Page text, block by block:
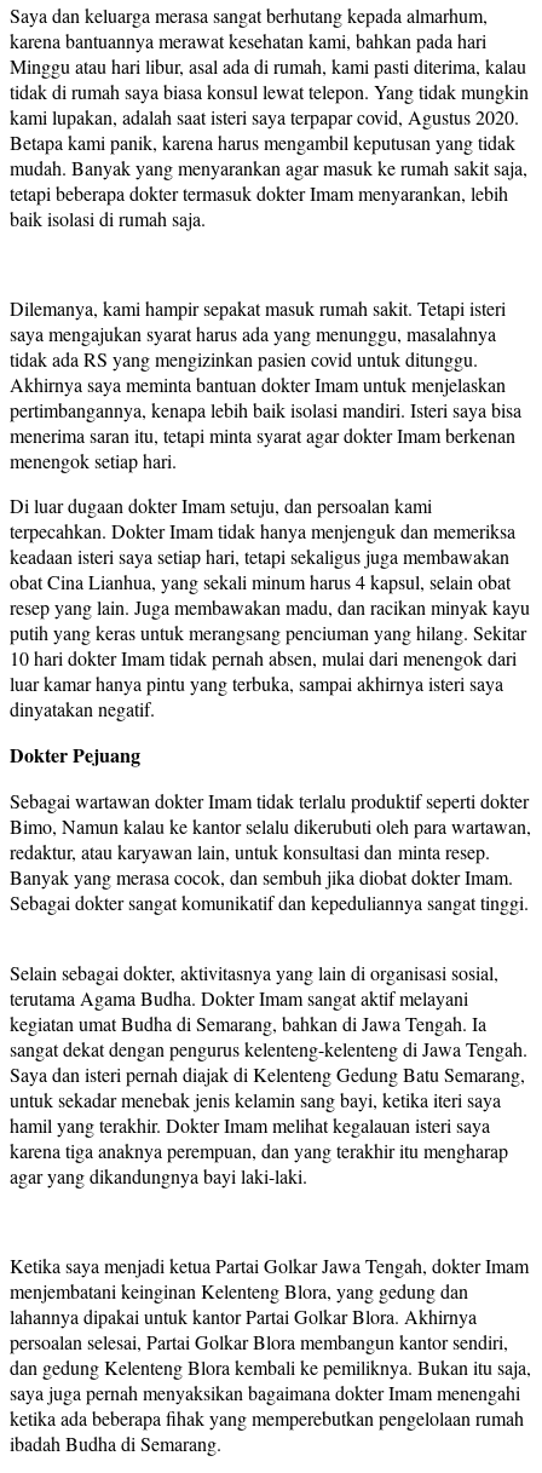
Saya dan keluarga merasa sangat berhutang kepada almarhum,
karena bantuannya merawat kesehatan kami, bahkan pada hari
Minggu atau hari libur, asal ada di rumah, kami pasti diterima, kalau
tidak di rumah saya biasa konsul lewat telepon. Yang tidak mungkin
kami lupakan, adalah saat isteri saya terpapar covid, Agustus 2020.
Betapa kami panik, karena harus mengambil keputusan yang tidak
mudah. Banyak yang menyarankan agar masuk ke rumah sakit saja,
tetapi beberapa dokter termasuk dokter Imam menyarankan, lebih
baik isolasi di rumah saja.
Dilemanya, kami hampir sepakat masuk rumah sakit. Tetapi isteri
saya mengajukan syarat harus ada yang menunggu, masalahnya
tidak ada RS yang mengizinkan pasien covid untuk ditunggu.
Akhirnya saya meminta bantuan dokter Imam untuk menjelaskan
pertimbangannya, kenapa lebih baik isolasi mandiri. Isteri saya bisa
menerima saran itu, tetapi minta syarat agar dokter Imam berkenan
menengok setiap hari.
Di luar dugaan dokter Imam setuju, dan persoalan kami
terpecahkan. Dokter Imam tidak hanya menjenguk dan memeriksa
keadaan isteri saya setiap hari, tetapi sekaligus juga membawakan
obat Cina Lianhua, yang sekali minum harus 4 kapsul, selain obat
resep yang lain. Juga membawakan madu, dan racikan minyak kayu
putih yang keras untuk merangsang penciuman yang hilang. Sekitar
10 hari dokter Imam tidak pernah absen, mulai dari menengok dari
luar kamar hanya pintu yang terbuka, sampai akhirnya isteri saya
dinyatakan negatif.
Dokter Pejuang
Sebagai wartawan dokter Imam tidak terlalu produktif seperti dokter
Bimo, Namun kalau ke kantor selalu dikerubuti oleh para wartawan,
redaktur, atau karyawan lain, untuk konsultasi dan minta resep.
Banyak yang merasa cocok, dan sembuh jika diobat dokter Imam.
Sebagai dokter sangat komunikatif dan kepeduliannya sangat tinggi.
Selain sebagai dokter, aktivitasnya yang lain di organisasi sosial,
terutama Agama Budha. Dokter Imam sangat aktif melayani
kegiatan umat Budha di Semarang, bahkan di Jawa Tengah. Ia
sangat dekat dengan pengurus kelenteng-kelenteng di Jawa Tengah.
Saya dan isteri pernah diajak di Kelenteng Gedung Batu Semarang,
untuk sekadar menebak jenis kelamin sang bayi, ketika iteri saya
hamil yang terakhir. Dokter Imam melihat kegalauan isteri saya
karena tiga anaknya perempuan, dan yang terakhir itu mengharap
agar yang dikandungnya bayi laki-laki.
Ketika saya menjadi ketua Partai Golkar Jawa Tengah, dokter Imam
menjembatani keinginan Kelenteng Blora, yang gedung dan
lahannya dipakai untuk kantor Partai Golkar Blora. Akhirnya
persoalan selesai, Partai Golkar Blora membangun kantor sendiri,
dan gedung Kelenteng Blora kembali ke pemiliknya. Bukan itu saja,
saya juga pernah menyaksikan bagaimana dokter Imam menengahi
ketika ada beberapa fihak yang memperebutkan pengelolaan rumah
ibadah Budha di Semarang.